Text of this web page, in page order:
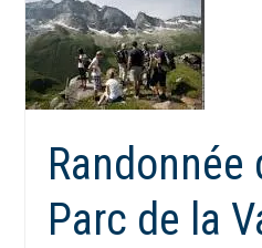
Randonnée
Parc de la